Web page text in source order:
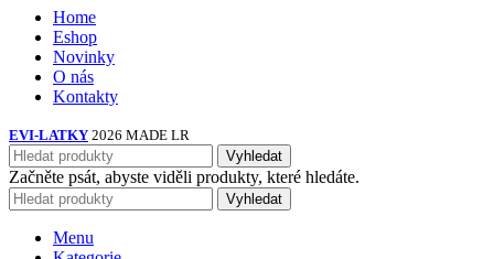
Home
Eshop
Novinky
O nás
Kontakty
EVI-LATKY 2026 MADE LR
Vyhledat
Začněte psát, abyste viděli produkty, které hledáte.
Vyhledat
Menu